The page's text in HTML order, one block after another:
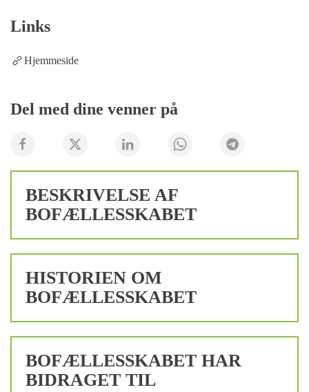
Links
Hjemmeside
Del med dine venner på
BESKRIVELSE AF
BOFÆLLESSKABET
HISTORIEN OM
BOFÆLLESSKABET
BOFÆLLESSKABET HAR
BIDRAGET TIL